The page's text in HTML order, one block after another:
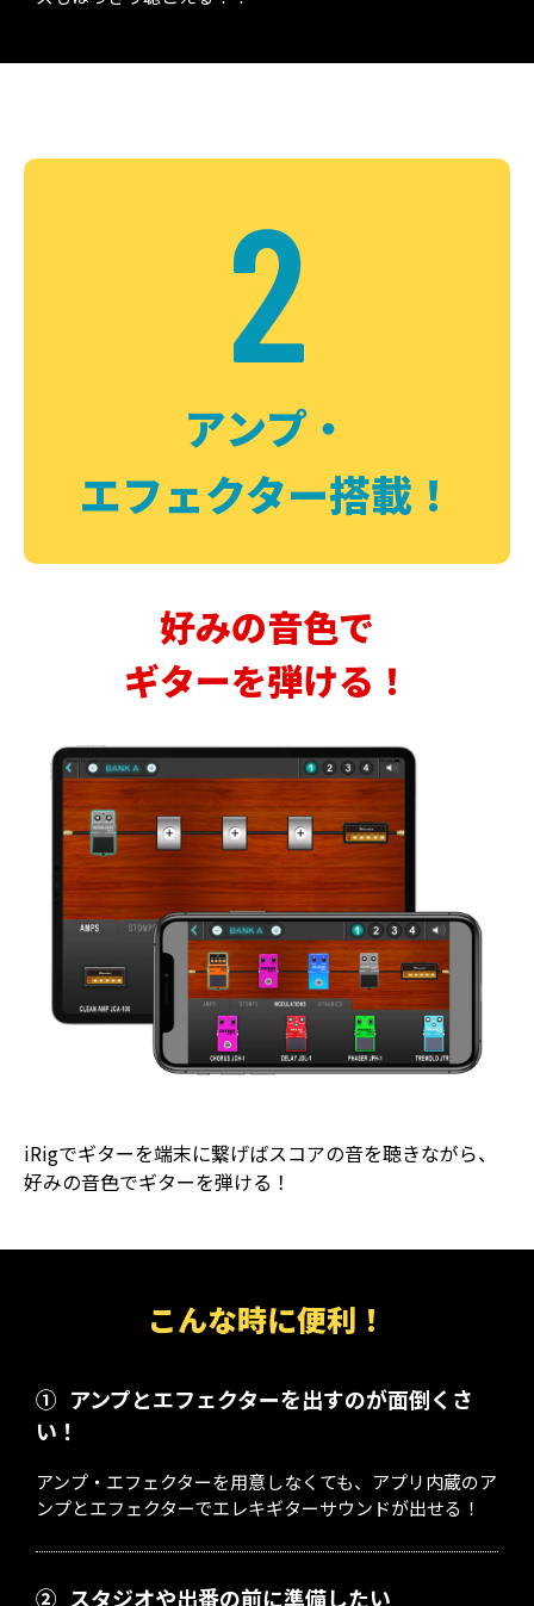
2
アンプ・
エフェクター搭載！
好みの音色で
ギターを弾ける！
iRigでギターを端末に繋げばスコアの音を聴きながら、
好みの音色でギターを弾ける！
こんな時に便利！
① アンプとエフェクターを出すのが面倒くさ
い！
アンプ・エフェクターを用意しなくても、アプリ内蔵のア
ンプとエフェクターでエレキギターサウンドが出せる！
② スタジオや出番の前に準備したい